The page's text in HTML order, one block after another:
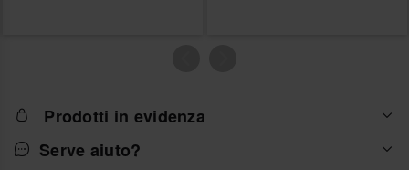
Prodotti in evidenza
Serve aiuto?